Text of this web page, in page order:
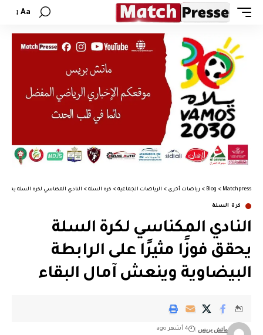
Aa
Matchpress
>
Blog
> رياضات أخرى > الرياضات الجماعية > كرة السلة > النادي المكناسي لكرة السلة يحقق
كرة السلة
النادي المكناسي لكرة السلة
يحقق فوزًا مثيرًا على الرابطة
البيضاوية وينعش آمال البقاء
ماتش بريس 4 أشهر ago